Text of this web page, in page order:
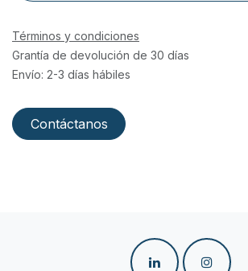
Términos y condiciones
Grantía de devolución de 30 días
Envío: 2-3 días hábiles
Contáctanos